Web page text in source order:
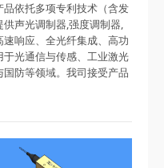
依托多项专利技术（含发
声光调制器,强度调制器,
响应、全光纤集成、高功
光通信与传感、工业激光
防等领域。我司接受产品